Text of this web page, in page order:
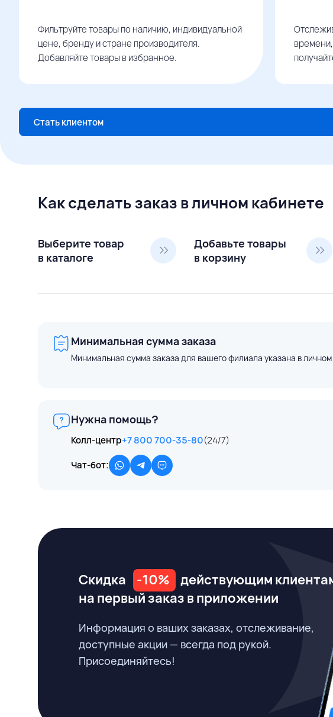
Фильтруйте товары по наличию, индивидуальной
цене, бренду и стране производителя.
Добавляйте товары в избранное.
Стать клиентом
Как сделать заказ в личном кабинете
Выберите товар
в каталоге
Добавьте товары
в корзину
Минимальная сумма заказа
Минимальная сумма заказа для вашего филиала указана в
Нужна помощь?
Колл-центр+7 800 700-35-80(24/7)
Чат-бот:
Скидка -10%
действующим
на первый заказ в приложении
Информация о ваших заказах, отслеживание,
доступные акции — всегда под рукой.
Присоединяйтесь!